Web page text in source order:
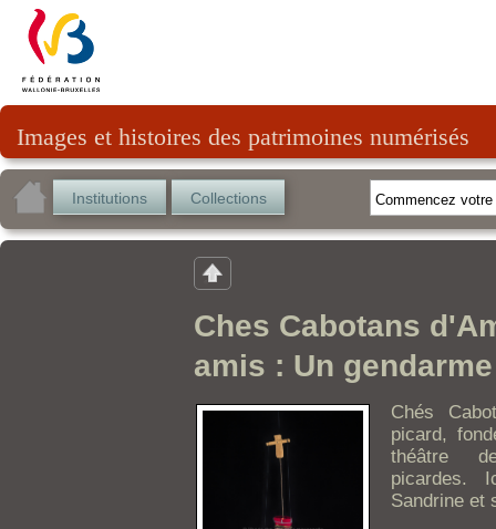
Images et histoires des patrimoines numérisés
Institutions Collections
Ches Cabotans
amis : Un gendarme
Chés
picard,
théâtre
picardes.
Sandrine et